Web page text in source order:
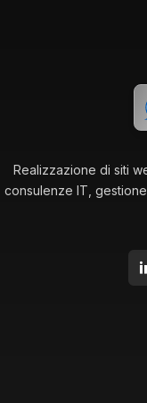
Realizzazione di siti
consulenze IT,